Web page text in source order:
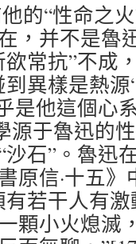
的“性命之
，并不是魯
常抗”不成
異樣是熱
是他這個心
源于魯迅的
石”。魯迅
原信·十五
若干人有
顆小火熄滅